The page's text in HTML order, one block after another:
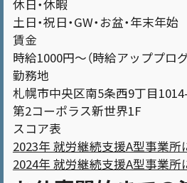
休日・休暇
土日・祝日・GW・お盆・年末年始
賃金
時給1000円～（時給アッププロ
勤務地
札幌市中央区南5条西9丁目
第2コーポラス新世界1F
スコア表
2023年 就労継続支援A型事業
2024年 就労継続支援A型事業